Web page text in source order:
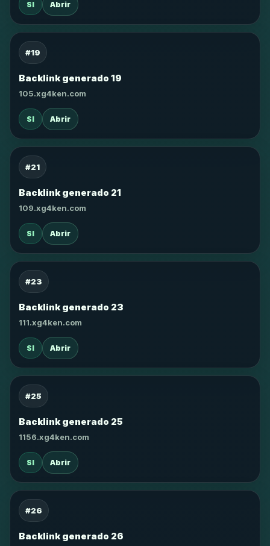
SI Abrir
#19
Backlink generado 19
105.xg4ken.com
SI Abrir
#21
Backlink generado 21
109.xg4ken.com
SI Abrir
#23
Backlink generado 23
111.xg4ken.com
SI Abrir
#25
Backlink generado 25
1156.xg4ken.com
SI Abrir
#26
Backlink generado 26